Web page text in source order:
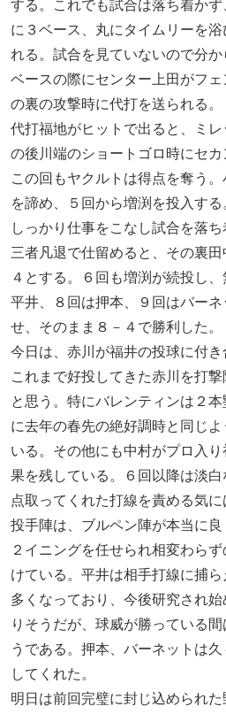
する。これでも試合は落ち着か
に３ベース、丸にタイムリーを
れる。試合を見ていないので分
ベースの際にセンター上田がフ
の裏の攻撃時に代打を送られる。
代打福地がヒットで出ると、ミ
の後川端のショートゴロ時にセカ
この回もヤクルトは得点を奪う。
を諦め、５回から増渕を投入す
しっかり仕事をこなし試合を落
三者凡退で仕留めると、その裏
４とする。６回も増渕が続投し
平井、８回は押本、９回はバー
せ、そのまま８－４で勝利した。
今日は、赤川が福井の投球に付き
これまで好投してきた赤川を打
と思う。特にバレンティンは２
に去年の春先の絶好調時と同じ
いる。その他にも中村がプロ入
果を残している。６回以降は淡
点取ってくれた打線を責める気に
投手陣は、ブルペン陣が本当に
２イニングを任せられ相変わら
けている。平井は相手打線に捕
多くなっており、今後研究され
りそうだが、球威が勝っている
うである。押本、バーネットは
してくれた。
明日は前回完璧に封じ込められ